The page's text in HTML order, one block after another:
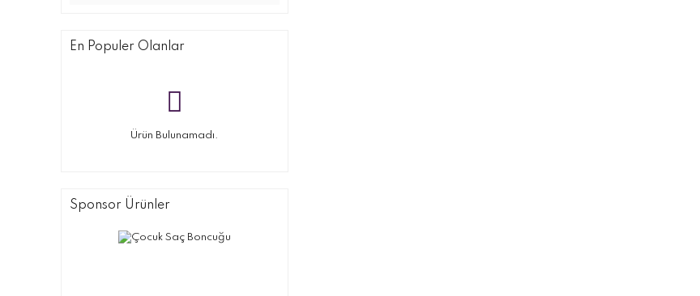
En Populer Olanlar
Ürün Bulunamadı.
Sponsor Ürünler